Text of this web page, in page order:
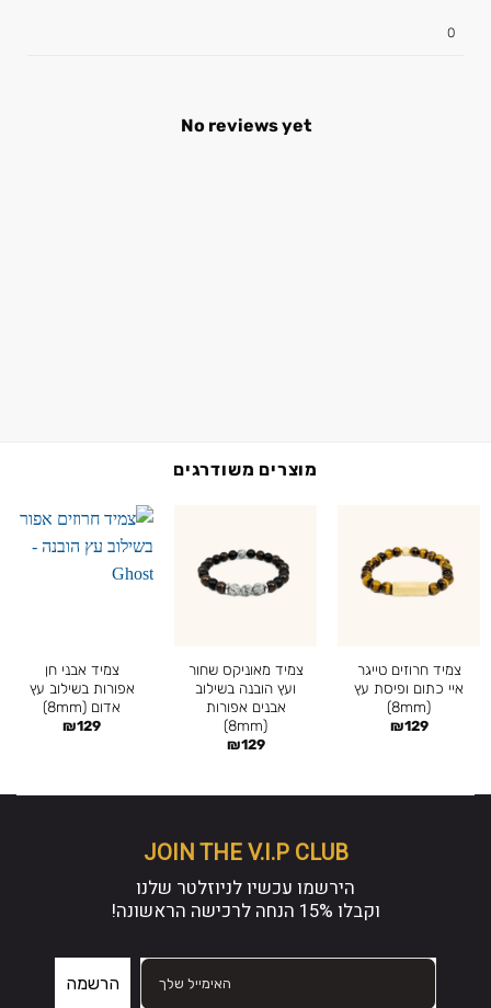
0
No reviews yet
מוצרים משודרגים
צמיד חרוזים טייגר
איי כתום ופיסת עץ
(8mm)
₪129
צמיד מאוניקס שחור
ועץ הובנה בשילוב
אבנים אפורות
(8mm)
₪129
צמיד אבני חן
אפורות בשילוב עץ
אדום (8mm)
₪129
JOIN THE V.I.P CLUB
הירשמו עכשיו לניוזלטר שלנו
וקבלו 15% הנחה לרכישה הראשונה!
הרשמה